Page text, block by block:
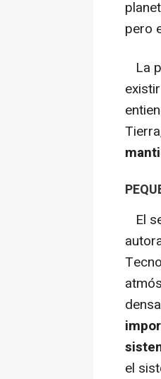
pero
La
El
el